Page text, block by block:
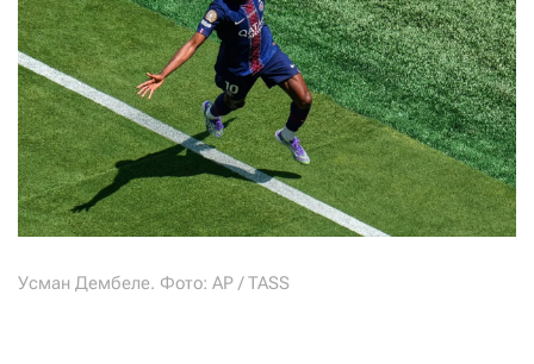
Усман Дембеле. Фото: AP / TASS